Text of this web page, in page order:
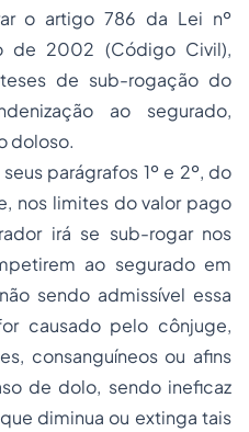
o artigo 786 da Lei nº
de 2002 (Código Civil),
de sub-rogação do
ao segurado,
doloso.
parágrafos 1º e 2º, do
nos limites do valor pago
irá se sub-rogar nos
ao segurado em
sendo admissível essa
causado pelo cônjuge,
consanguíneos ou afins
de dolo, sendo ineficaz
diminua ou extinga tais